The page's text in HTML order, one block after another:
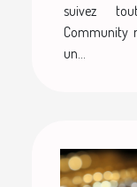
suivez
Community
un...